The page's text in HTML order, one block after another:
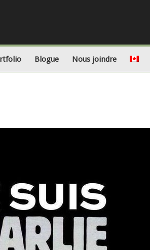
Blogue Nous joindre